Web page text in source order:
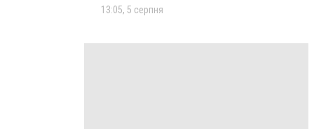
13:05, 5 серпня